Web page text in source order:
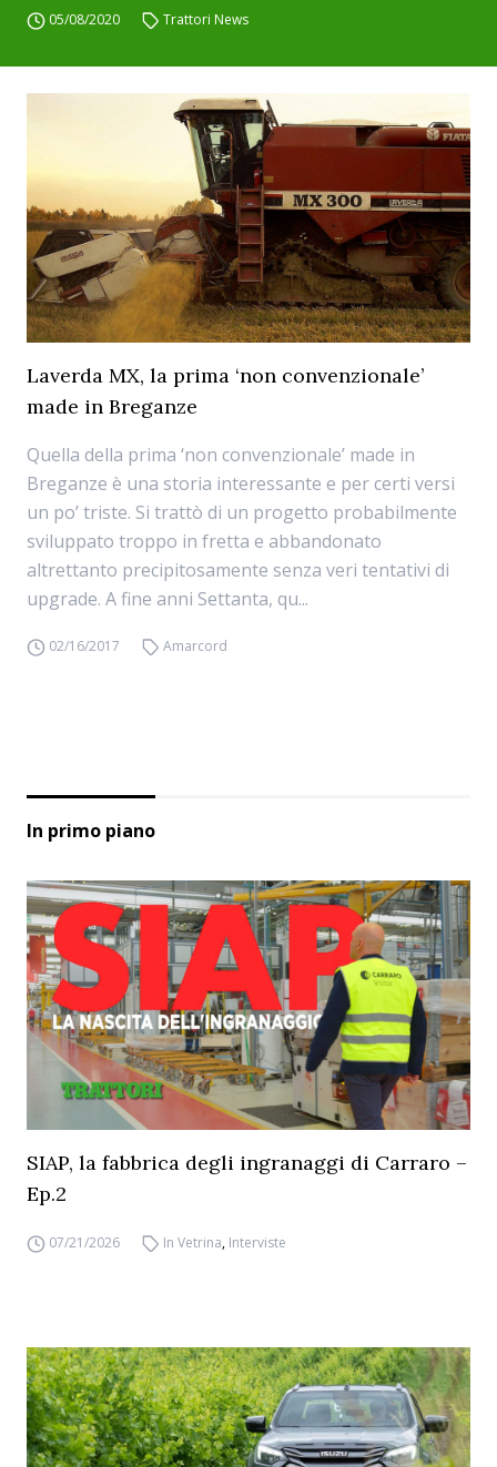
05/08/2020 Trattori News
Laverda MX, la prima ‘non convenzionale’
made in Breganze
Quella della prima ‘non convenzionale’ made in
Breganze è una storia interessante e per certi versi
un po’ triste. Si trattò di un progetto probabilmente
sviluppato troppo in fretta e abbandonato
altrettanto precipitosamente senza veri tentativi di
upgrade. A fine anni Settanta, qu...
02/16/2017 Amarcord
In primo piano
SIAP, la fabbrica degli ingranaggi di Carraro –
Ep.2
07/21/2026 In Vetrina, Interviste